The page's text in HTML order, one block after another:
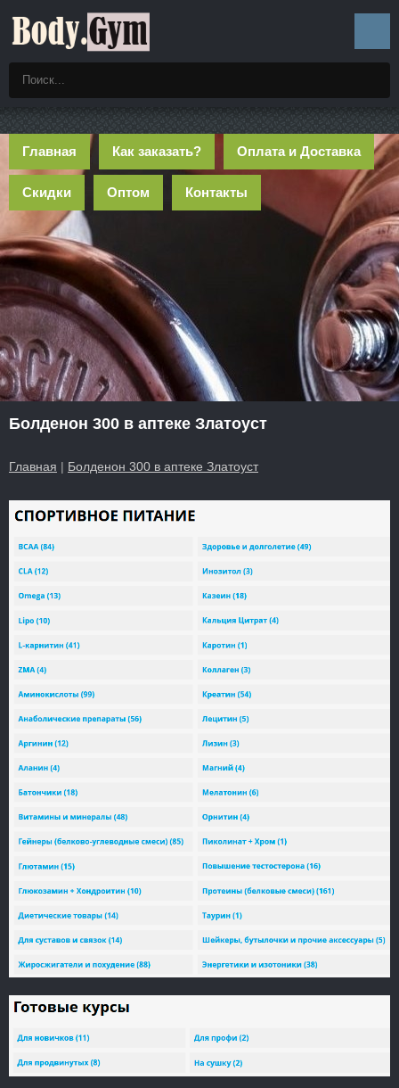
Главная Как заказать? Оплата и Доставка
Скидки Оптом Контакты
Болденон 300 в аптеке Златоуст
Главная | Болденон 300 в аптеке Златоуст